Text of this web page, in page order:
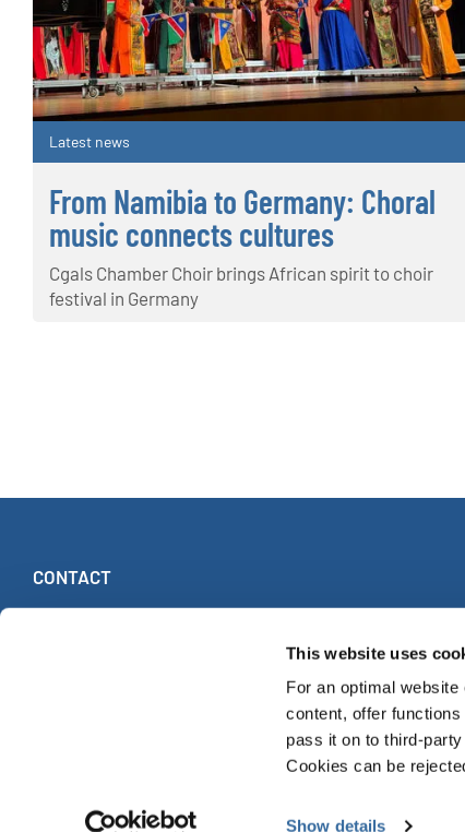
This website uses
For an optimal
content, offer
pass it on to third-
Cookies can be
Show details
Latest news
From Namibia to Germany: Choral
music connects cultures
Cgals Chamber Choir brings African spirit to choir
festival in Germany
CONTACT
Ruhberg 1 · 35463 Fernwald (Germany)